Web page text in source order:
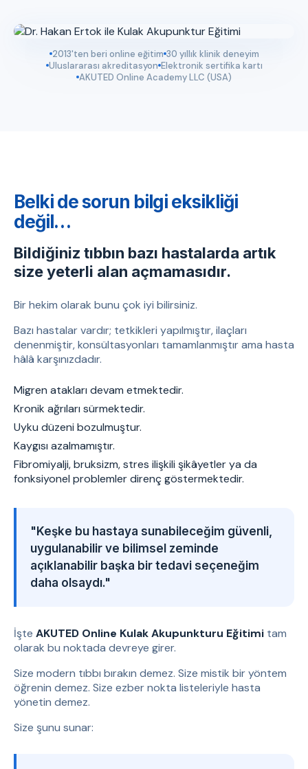
2013'ten beri online eğitim 30 yıllık klinik deneyim
Uluslararası akreditasyon Elektronik sertifika kartı
AKUTED Online Academy LLC (USA)
Belki de sorun bilgi eksikliği
değil…
Bildiğiniz tıbbın bazı hastalarda artık
size yeterli alan açmamasıdır.
Bir hekim olarak bunu çok iyi bilirsiniz.
Bazı hastalar vardır; tetkikleri yapılmıştır, ilaçları
denenmiştir, konsültasyonları tamamlanmıştır ama hasta
hâlâ karşınızdadır.
Migren atakları devam etmektedir.
Kronik ağrıları sürmektedir.
Uyku düzeni bozulmuştur.
Kaygısı azalmamıştır.
Fibromiyalji, bruksizm, stres ilişkili şikâyetler ya da
fonksiyonel problemler direnç göstermektedir.
"Keşke bu hastaya sunabileceğim güvenli,
uygulanabilir ve bilimsel zeminde
açıklanabilir başka bir tedavi seçeneğim
daha olsaydı."
İşte AKUTED Online Kulak Akupunkturu Eğitimi tam
olarak bu noktada devreye girer.
Size modern tıbbı bırakın demez. Size mistik bir yöntem
öğrenin demez. Size ezber nokta listeleriyle hasta
yönetin demez.
Size şunu sunar: